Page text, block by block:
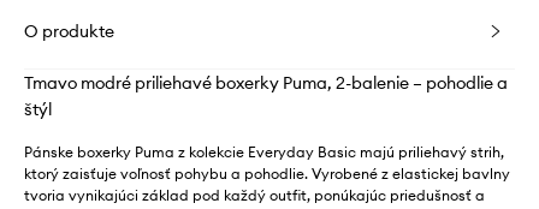
O produkte
Tmavo modré priliehavé boxerky Puma, 2-balenie – pohodlie a
štýl
Pánske boxerky Puma z kolekcie Everyday Basic majú priliehavý strih,
ktorý zaisťuje voľnosť pohybu a pohodlie. Vyrobené z elastickej bavlny
tvoria vynikajúci základ pod každý outfit, ponúkajúc priedušnosť a